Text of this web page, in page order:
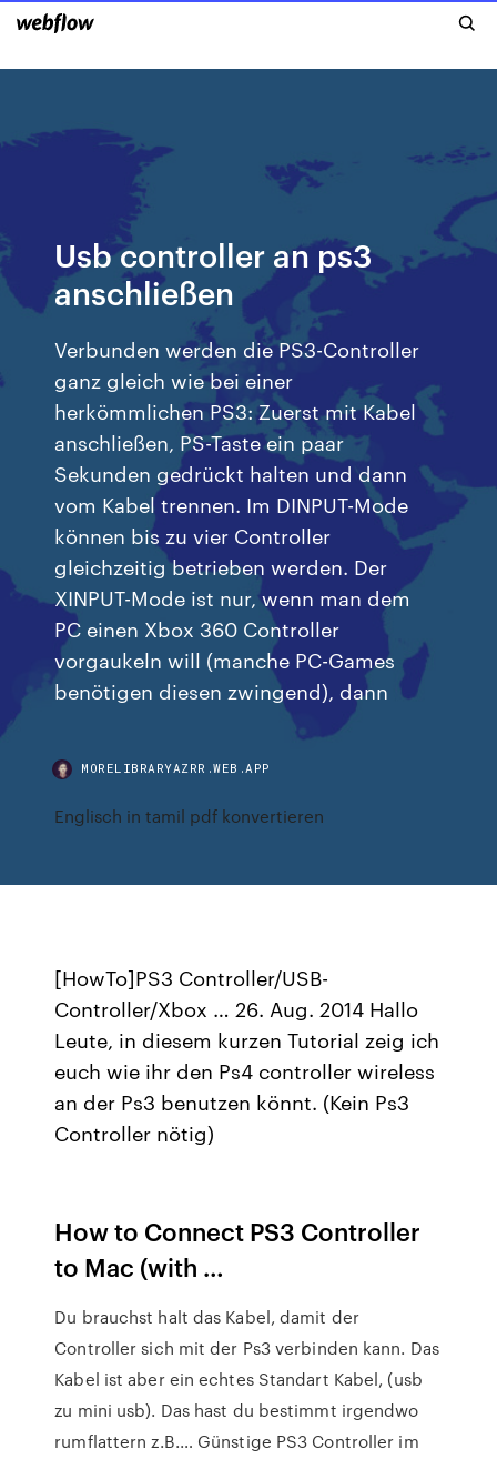
Usb controller an ps3
anschließen
Verbunden werden die PS3-Controller
ganz gleich wie bei einer
herkömmlichen PS3: Zuerst mit Kabel
anschließen, PS-Taste ein paar
Sekunden gedrückt halten und dann
vom Kabel trennen. Im DINPUT-Mode
können bis zu vier Controller
gleichzeitig betrieben werden. Der
XINPUT-Mode ist nur, wenn man dem
PC einen Xbox 360 Controller
vorgaukeln will (manche PC-Games
benötigen diesen zwingend), dann
MORELIBRARYAZRR.WEB.APP
Englisch in tamil pdf konvertieren
[HowTo]PS3 Controller/USB-
Controller/Xbox … 26. Aug. 2014 Hallo
Leute, in diesem kurzen Tutorial zeig ich
euch wie ihr den Ps4 controller wireless
an der Ps3 benutzen könnt. (Kein Ps3
Controller nötig)
How to Connect PS3 Controller
to Mac (with …
Du brauchst halt das Kabel, damit der
Controller sich mit der Ps3 verbinden kann. Das
Kabel ist aber ein echtes Standart Kabel, (usb
zu mini usb). Das hast du bestimmt irgendwo
rumflattern z.B.… Günstige PS3 Controller im